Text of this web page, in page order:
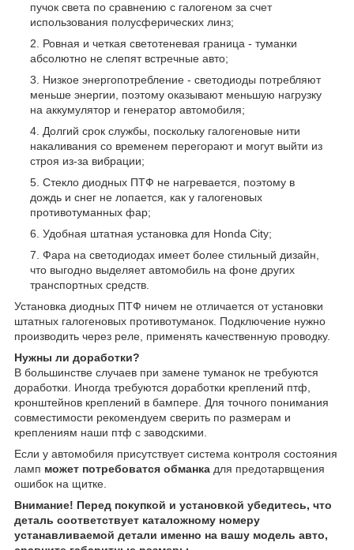
пучок света по сравнению с галогеном за счет
использования полусферических линз;
Ровная и четкая светотеневая граница - туманки
абсолютно не слепят встречные авто;
Низкое энергопотребление - светодиоды потребляют
меньше энергии, поэтому оказывают меньшую нагрузку
на аккумулятор и генератор автомобиля;
Долгий срок службы, поскольку галогеновые нити
накаливания со временем перегорают и могут выйти из
строя из-за вибрации;
Стекло диодных ПТФ не нагревается, поэтому в
дождь и снег не лопается, как у галогеновых
противотуманных фар;
Удобная штатная установка для Honda City;
Фара на светодиодах имеет более стильный дизайн,
что выгодно выделяет автомобиль на фоне других
транспортных средств.
Установка диодных ПТФ ничем не отличается от установки
штатных галогеновых противотуманок. Подключение нужно
производить через реле, применять качественную проводку.
Нужны ли доработки?
В большинстве случаев при замене туманок не требуются
доработки. Иногда требуются доработки креплений птф,
кронштейнов креплений в бампере. Для точного понимания
совместимости рекомендуем сверить по размерам и
креплениям наши птф с заводскими.
Если у автомобиля присутствует система контроля состояния
ламп может потребоватся обманка для предотарвщения
ошибок на щитке.
Внимание! Перед покупкой и установкой убедитесь, что
деталь соответствует каталожному номеру
устанавливаемой детали именно на вашу модель авто,